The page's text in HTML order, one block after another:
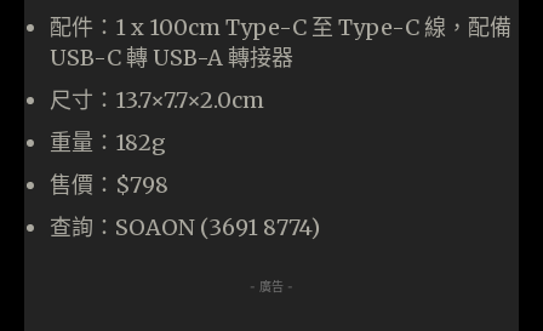
配件：1 x 100cm Type-C 至 Type-C 線，配備
USB-C 轉 USB-A 轉接器
尺寸：13.7×7.7×2.0cm
重量：182g
售價：$798
查詢：SOAON (3691 8774)
- 廣告 -